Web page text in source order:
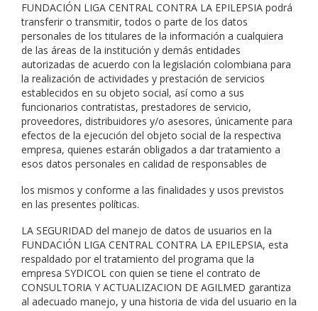
FUNDACIÓN LIGA CENTRAL CONTRA LA EPILEPSIA podrá
transferir o transmitir, todos o parte de los datos
personales de los titulares de la información a cualquiera
de las áreas de la institución y demás entidades
autorizadas de acuerdo con la legislación colombiana para
la realización de actividades y prestación de servicios
establecidos en su objeto social, así como a sus
funcionarios contratistas, prestadores de servicio,
proveedores, distribuidores y/o asesores, únicamente para
efectos de la ejecución del objeto social de la respectiva
empresa, quienes estarán obligados a dar tratamiento a
esos datos personales en calidad de responsables de
los mismos y conforme a las finalidades y usos previstos
en las presentes políticas.
LA SEGURIDAD del manejo de datos de usuarios en la
FUNDACIÓN LIGA CENTRAL CONTRA LA EPILEPSIA, esta
respaldado por el tratamiento del programa que la
empresa SYDICOL con quien se tiene el contrato de
CONSULTORIA Y ACTUALIZACION DE AGILMED garantiza
al adecuado manejo, y una historia de vida del usuario en la